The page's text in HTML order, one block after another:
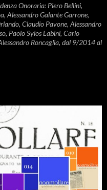
Onoraria: Piero Bellini,
Alessandro Galante Garrone,
Claudio Pavone, Alessandro
Paolo Sylos Labini, Carlo
Roncaglia, dal 9/2014 al